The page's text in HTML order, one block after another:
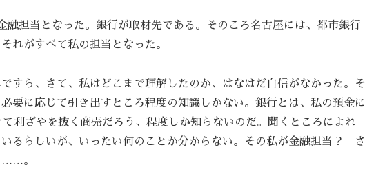
融担当となった。銀行が取材先である。そのころ名古屋には、都市銀行
れがすべて私の担当となった。
すら、さて、私はどこまで理解したのか、はなはだ自信がなかった。そ
要に応じて引き出すところ程度の知識しかない。銀行とは、私の預金に
利ざやを抜く商売だろう、程度しか知らないのだ。聞くところによれ
るらしいが、いったい何のことか分からない。その私が金融担当？ さ
……。